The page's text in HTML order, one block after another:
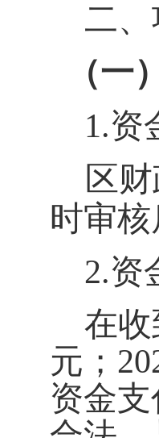
二
（一
1.资
区
时审
2.资
在
元；
资金